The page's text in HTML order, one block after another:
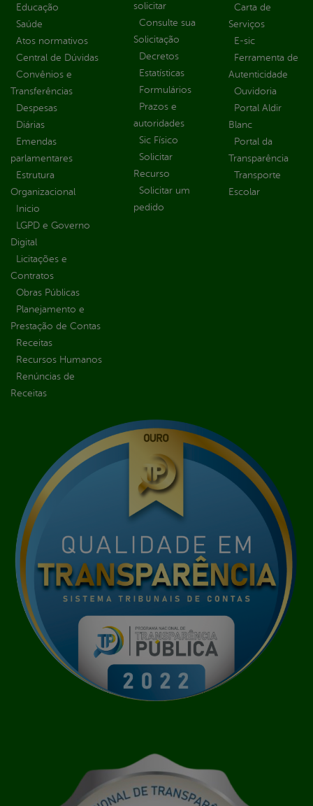
Educação
Saúde
Atos normativos
Central de Dúvidas
Convênios e
Transferências
Despesas
Diárias
Emendas
parlamentares
Estrutura
Organizacional
Inicio
LGPD e Governo
Digital
Licitações e
Contratos
Obras Públicas
Planejamento e
Prestação de Contas
Receitas
Recursos Humanos
Renúncias de
Receitas
solicitar
Consulte sua
Solicitação
Decretos
Estatísticas
Formulários
Prazos e
autoridades
Sic Físico
Solicitar
Recurso
Solicitar um
pedido
Carta de
Serviços
E-sic
Ferramenta de
Autenticidade
Ouvidoria
Portal Aldir
Blanc
Portal da
Transparência
Transporte
Escolar